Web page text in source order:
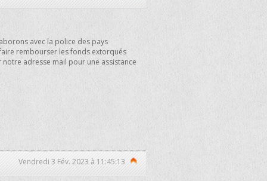
avec la police des pays
rembourser les fonds extorqués
adresse mail pour une assistance
Vendredi 3 Fév. 2023 à 11:45:13